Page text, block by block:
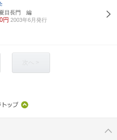
夏目長門 編
円 2003年6月発行